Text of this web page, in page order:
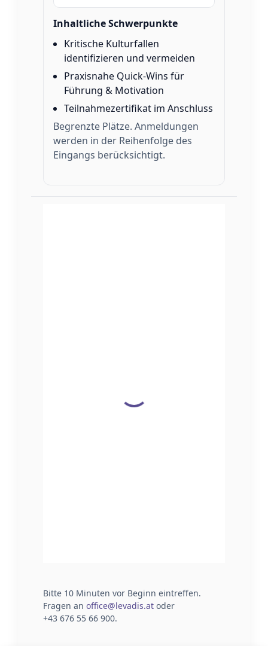
Inhaltliche Schwerpunkte
Kritische Kulturfallen
identifizieren und vermeiden
Praxisnahe Quick-Wins für
Führung & Motivation
Teilnahmezertifikat im Anschluss
Begrenzte Plätze. Anmeldungen
werden in der Reihenfolge des
Eingangs berücksichtigt.
Bitte 10 Minuten vor Beginn eintreffen.
Fragen an office@levadis.atoder
+43 676 55 66 900.